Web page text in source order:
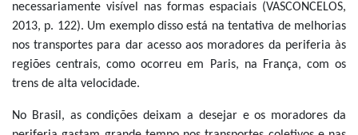
necessariamente visível nas formas espaciais (VASCONCELOS,
2013, p. 122). Um exemplo disso está na tentativa de melhorias
nos transportes para dar acesso aos moradores da periferia às
regiões centrais, como ocorreu em Paris, na França, com os
trens de alta velocidade.
No Brasil, as condições deixam a desejar e os moradores da